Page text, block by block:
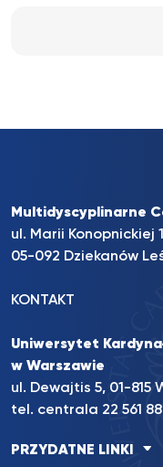
Multidyscyplinarne
ul. Marii Konopnickiej
05-092 Dziekanów
KONTAKT
Uniwersytet
w Warszawie
ul. Dewajtis 5, 01-815
tel. centrala 22 561
PRZYDATNE LINKI